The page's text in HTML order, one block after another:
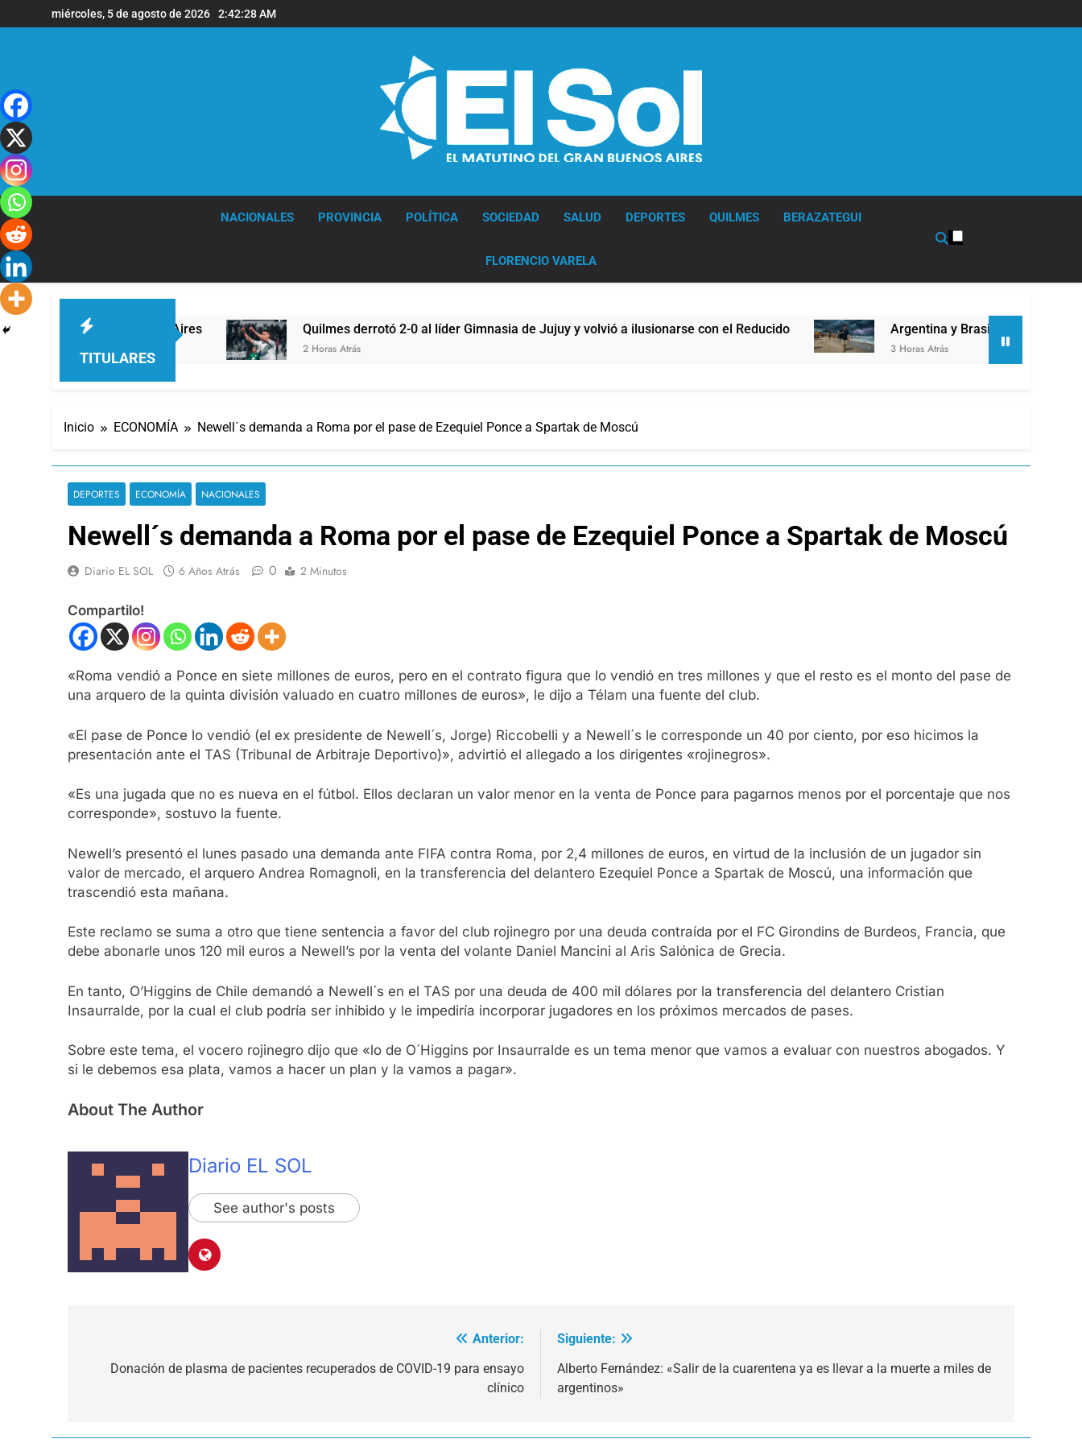
al
miércoles, 5 de agosto de 2026 2:42:29 AM
NACIONALES PROVINCIA POLÍTICA SOCIEDAD SALUD DEPORTES QUILMES BERAZATEGUI
FLORENCIO VARELA
TITULARES
el Gran Buenos Aires Quilmes derrotó 2-0 al líder Gimnasia de Jujuy y volvió a ilusionarse con el Reducido
2 Horas Atrás
Argentina y Brasil, en el peor momento
3 Horas Atrás
Inicio ECONOMÍA Newell´s demanda a Roma por el pase de Ezequiel Ponce a Spartak de Moscú
DEPORTES ECONOMÍA NACIONALES
Newell´s demanda a Roma por el pase de Ezequiel Ponce a Spartak de Moscú
Diario EL SOL 6 Años Atrás 0 2 Minutos
Compartilo!
«Roma vendió a Ponce en siete millones de euros, pero en el contrato figura que lo vendió en tres millones y que el resto es el monto del pase de
una arquero de la quinta división valuado en cuatro millones de euros», le dijo a Télam una fuente del club.
«El pase de Ponce lo vendió (el ex presidente de Newell´s, Jorge) Riccobelli y a Newell´s le corresponde un 40 por ciento, por eso hicimos la
presentación ante el TAS (Tribunal de Arbitraje Deportivo)», advirtió el allegado a los dirigentes «rojinegros».
«Es una jugada que no es nueva en el fútbol. Ellos declaran un valor menor en la venta de Ponce para pagarnos menos por el porcentaje que nos
corresponde», sostuvo la fuente.
Newell’s presentó el lunes pasado una demanda ante FIFA contra Roma, por 2,4 millones de euros, en virtud de la inclusión de un jugador sin
valor de mercado, el arquero Andrea Romagnoli, en la transferencia del delantero Ezequiel Ponce a Spartak de Moscú, una información que
trascendió esta mañana.
Este reclamo se suma a otro que tiene sentencia a favor del club rojinegro por una deuda contraída por el FC Girondins de Burdeos, Francia, que
debe abonarle unos 120 mil euros a Newell’s por la venta del volante Daniel Mancini al Aris Salónica de Grecia.
En tanto, O’Higgins de Chile demandó a Newell´s en el TAS por una deuda de 400 mil dólares por la transferencia del delantero Cristian
Insaurralde, por la cual el club podría ser inhibido y le impediría incorporar jugadores en los próximos mercados de pases.
Sobre este tema, el vocero rojinegro dijo que «lo de O´Higgins por Insaurralde es un tema menor que vamos a evaluar con nuestros abogados. Y
si le debemos esa plata, vamos a hacer un plan y la vamos a pagar».
About The Author
Diario EL SOL
See author's posts
Anterior:
Donación de plasma de pacientes recuperados de COVID-19 para ensayo
clínico
Siguiente:
Alberto Fernández: «Salir de la cuarentena ya es llevar a la muerte a miles de
argentinos»